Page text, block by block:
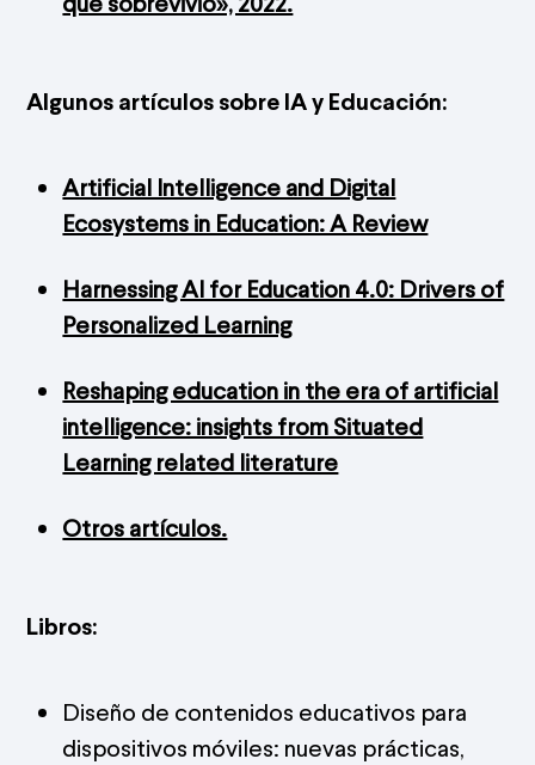
Algunos artículos sobre IA y Educación:
Artificial Intelligence and Digital
Ecosystems in Education: A Review
Harnessing AI for Education 4.0: Drivers of
Personalized Learning
Reshaping education in the era of artificial
intelligence: insights from Situated
Learning related literature
Otros artículos.
Libros:
Diseño de contenidos educativos para
dispositivos móviles: nuevas prácticas,